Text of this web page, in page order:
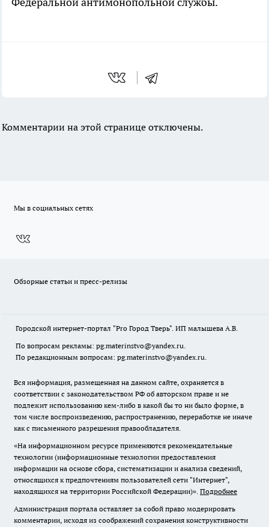
Комментарии на этой странице отключены.
Мы в социальных сетях
Обзорные статьи и пресс-релизы
Городской интернет-портал "Pro Город Тверь". ИП малышева А.В.
По вопросам рекламы: pg.materinstvo@yandex.ru.
По редакционным вопросам: pg.materinstvo@yandex.ru.
Вся информация, размещенная на данном сайте, охраняется в
соответствии с законодательством РФ об авторском праве и не
подлежит использованию кем-либо в какой бы то ни было форме, в
том числе воспроизведению, распространению, переработке не иначе
как с письменного разрешения правообладателя.
«На информационном ресурсе применяются рекомендательные
технологии (информационные технологии предоставления
информации на основе сбора, систематизации и анализа сведений,
относящихся к предпочтениям пользователей сети "Интернет",
находящихся на территории Российской Федерации)». Подробнее
Администрация портала оставляет за собой право модерировать
комментарии, исходя из соображений сохранения конструктивности